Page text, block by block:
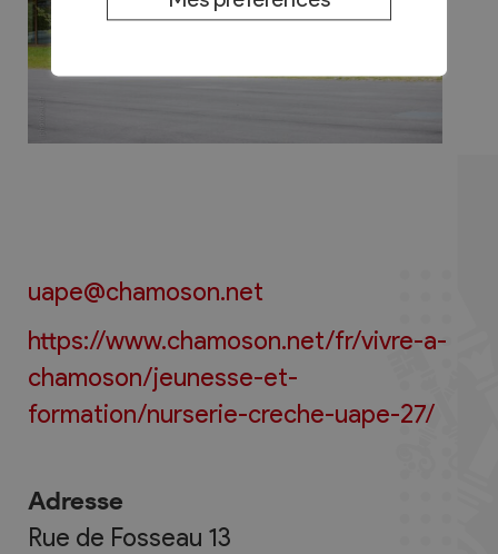
uape@chamoson.net
https://www.chamoson.net/fr/vivre-a-
chamoson/jeunesse-et-
formation/nurserie-creche-uape-27/
Adresse
Rue de Fosseau 13